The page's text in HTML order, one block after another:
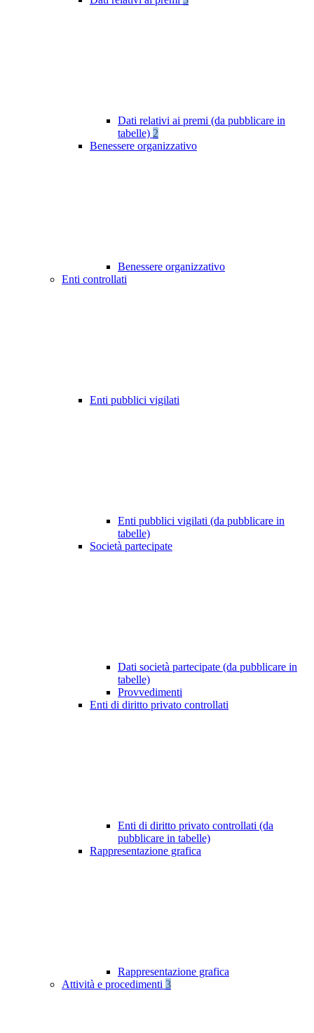
Dati relativi ai premi (da pubblicare in
tabelle) 2
Benessere organizzativo
Benessere organizzativo
Enti controllati
Enti pubblici vigilati
Enti pubblici vigilati (da pubblicare in
tabelle)
Società partecipate
Dati società partecipate (da pubblicare in
tabelle)
Provvedimenti
Enti di diritto privato controllati
Enti di diritto privato controllati (da
pubblicare in tabelle)
Rappresentazione grafica
Rappresentazione grafica
Attività e procedimenti 3